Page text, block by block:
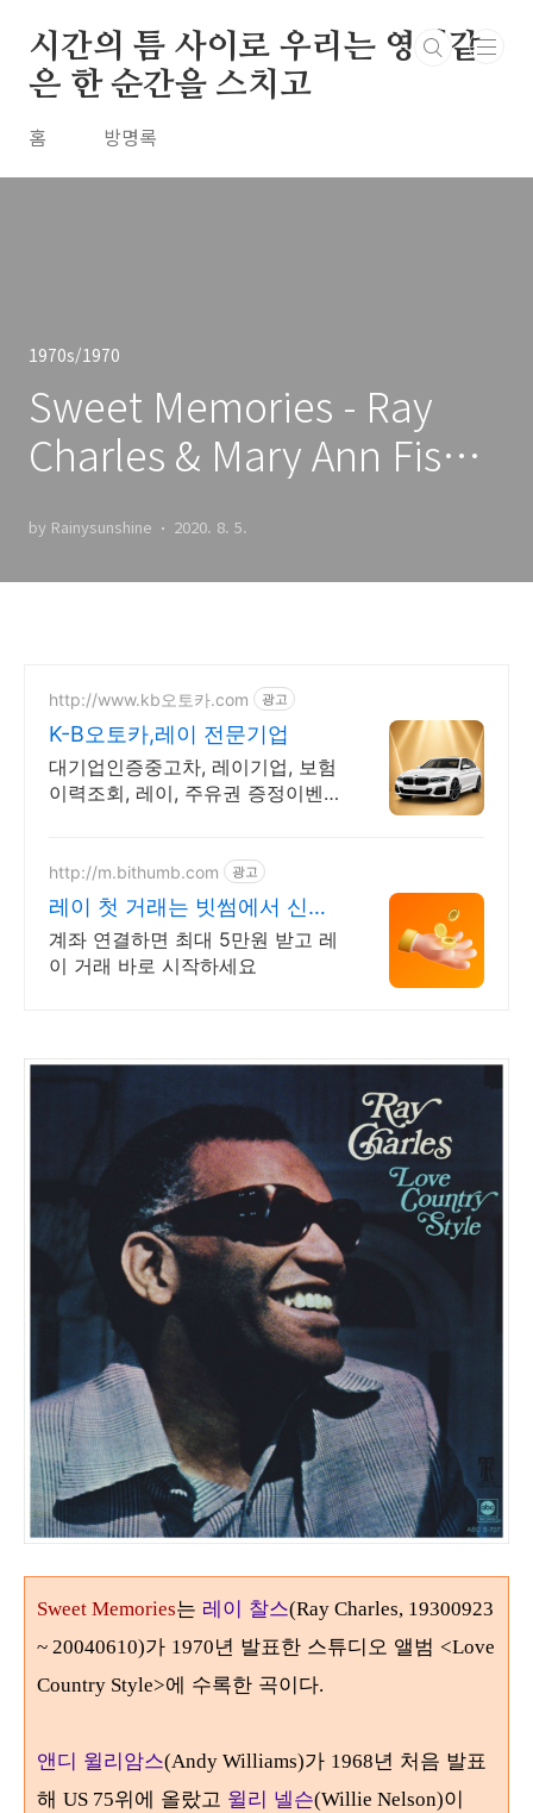
시간의 틈 사이로 우리는 영원같
은 한 순간을 스치고
홈 방명록
1970s/1970
Sweet Memories - Ray
Charles & Mary Ann Fisher
by Rainysunshine 2020. 8. 5.
http://www.kb오토카.com 광고
K-B오토카,레이 전문기업
대기업인증중고차, 레이기업, 보험
이력조회, 레이, 주유권 증정이벤
시간실매물전산연동
http://m.bithumb.com 광고
레이 첫 거래는 빗썸에서 신규
가입 시 5만원 혜택
계좌 연결하면 최대 5만원 받고 레
이 거래 바로 시작하세요
Sweet Memories는 레이 찰스(Ray Charles, 19300923
~ 20040610)가 1970년 발표한 스튜디오 앨범 <Love
Country Style>에 수록한 곡이다.
앤디 윌리암스(Andy Williams)가 1968년 처음 발표
해 US 75위에 올랐고 윌리 넬슨(Willie Nelson)이